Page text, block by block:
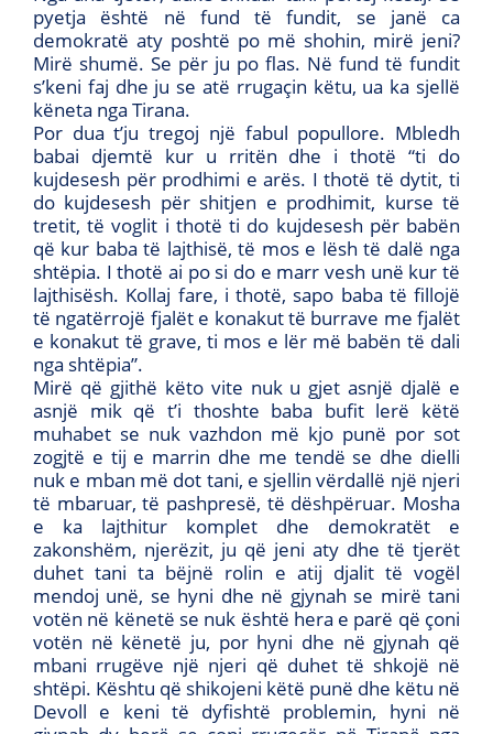
pyetja është në fund të fundit, se janë ca
demokratë aty poshtë po më shohin, mirë jeni?
Mirë shumë. Se për ju po flas. Në fund të fundit
s’keni faj dhe ju se atë rrugaçin këtu, ua ka sjellë
këneta nga Tirana.
Por dua t’ju tregoj një fabul popullore. Mbledh
babai djemtë kur u rritën dhe i thotë “ti do
kujdesesh për prodhimi e arës. I thotë të dytit, ti
do kujdesesh për shitjen e prodhimit, kurse të
tretit, të voglit i thotë ti do kujdesesh për babën
që kur baba të lajthisë, të mos e lësh të dalë nga
shtëpia. I thotë ai po si do e marr vesh unë kur të
lajthisësh. Kollaj fare, i thotë, sapo baba të fillojë
të ngatërrojë fjalët e konakut të burrave me fjalët
e konakut të grave, ti mos e lër më babën të dali
nga shtëpia”.
Mirë që gjithë këto vite nuk u gjet asnjë djalë e
asnjë mik që t’i thoshte baba bufit lerë këtë
muhabet se nuk vazhdon më kjo punë por sot
zogjtë e tij e marrin dhe me tendë se dhe dielli
nuk e mban më dot tani, e sjellin vërdallë një njeri
të mbaruar, të pashpresë, të dëshpëruar. Mosha
e ka lajthitur komplet dhe demokratët e
zakonshëm, njerëzit, ju që jeni aty dhe të tjerët
duhet tani ta bëjnë rolin e atij djalit të vogël
mendoj unë, se hyni dhe në gjynah se mirë tani
votën në kënetë se nuk është hera e parë që çoni
votën në kënetë ju, por hyni dhe në gjynah që
mbani rrugëve një njeri që duhet të shkojë në
shtëpi. Kështu që shikojeni këtë punë dhe këtu në
Devoll e keni të dyfishtë problemin, hyni në